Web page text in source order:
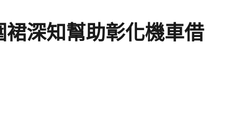
深知幫助彰化機車借